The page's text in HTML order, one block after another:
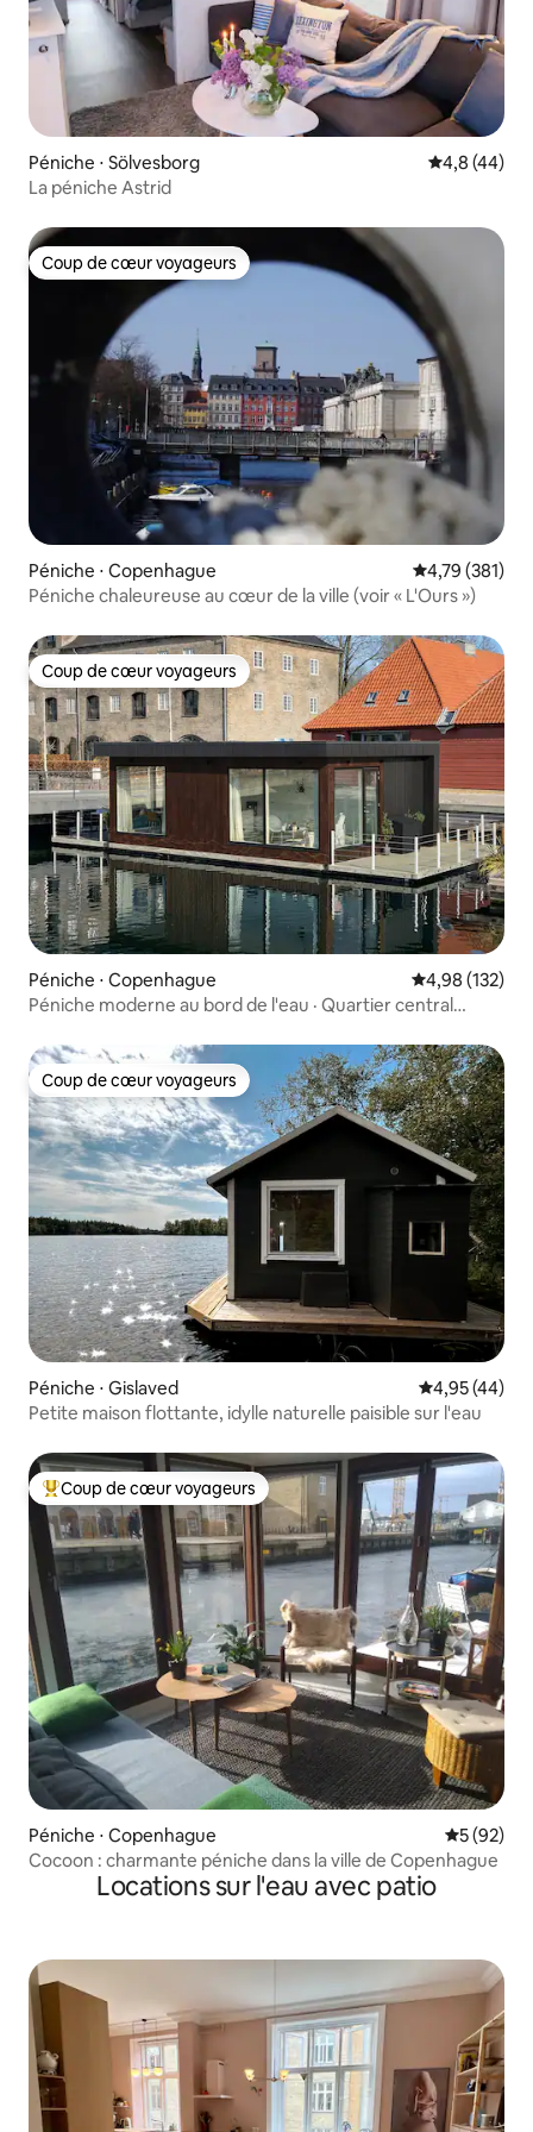
Péniche ⋅ Sölvesborg Évaluation
4,8 (44)
La péniche Astrid
Coup de cœur voyageurs
Coup de cœur voyageurs
Péniche ⋅ Copenhague Évaluation
4,79 (381)
Péniche chaleureuse au cœur de la ville (voir « L'Ours »)
Coup de cœur voyageurs
Coup de cœur voyageurs
Péniche ⋅ Copenhague Évaluation
4,98 (132)
Péniche moderne au bord de l'eau · Quartier central
Coup de cœur voyageurs
Coup de cœur voyageurs
Péniche ⋅ Gislaved Évaluation
4,95 (44)
Petite maison flottante, idylle naturelle paisible sur l'eau
Coups de cœur voyageurs les plus appréciés
Coup de cœur voyageurs
Péniche ⋅ Copenhague
5 (92)
Cocoon : charmante péniche dans la ville de Copenhague
Locations sur l'eau avec patio